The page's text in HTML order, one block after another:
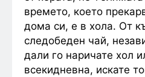
времето, което
дома си, е в хола. От
следобеден чай,
дали го наричате хол
всекидневна, искате